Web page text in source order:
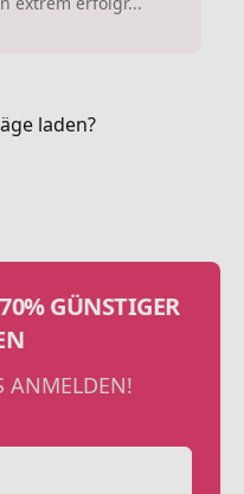
laden?
GÜNSTIGER
ANMELDEN!